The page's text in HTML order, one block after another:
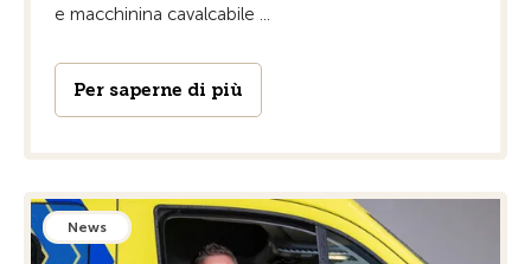
e macchinina cavalcabile ...
Per saperne di più
News